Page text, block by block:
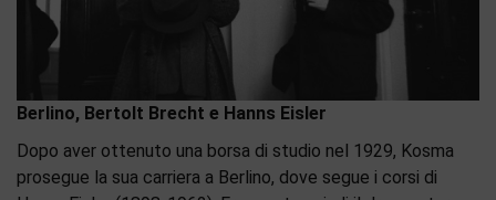
Berlino, Bertolt Brecht e Hanns Eisler
Dopo aver ottenuto una borsa di studio nel 1929, Kosma
prosegue la sua carriera a Berlino, dove segue i corsi di